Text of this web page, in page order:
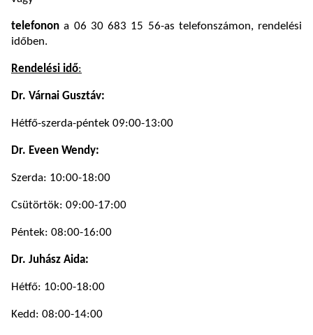
telefonona 06 30 683 15 56-as telefonszámon, rendelési
időben.
Rendelési idő:
Dr. Várnai Gusztáv:
Hétfő-szerda-péntek 09:00-13:00
Dr. Eveen Wendy:
Szerda: 10:00-18:00
Csütörtök: 09:00-17:00
Péntek: 08:00-16:00
Dr. Juhász Aida:
Hétfő: 10:00-18:00
Kedd: 08:00-14:00